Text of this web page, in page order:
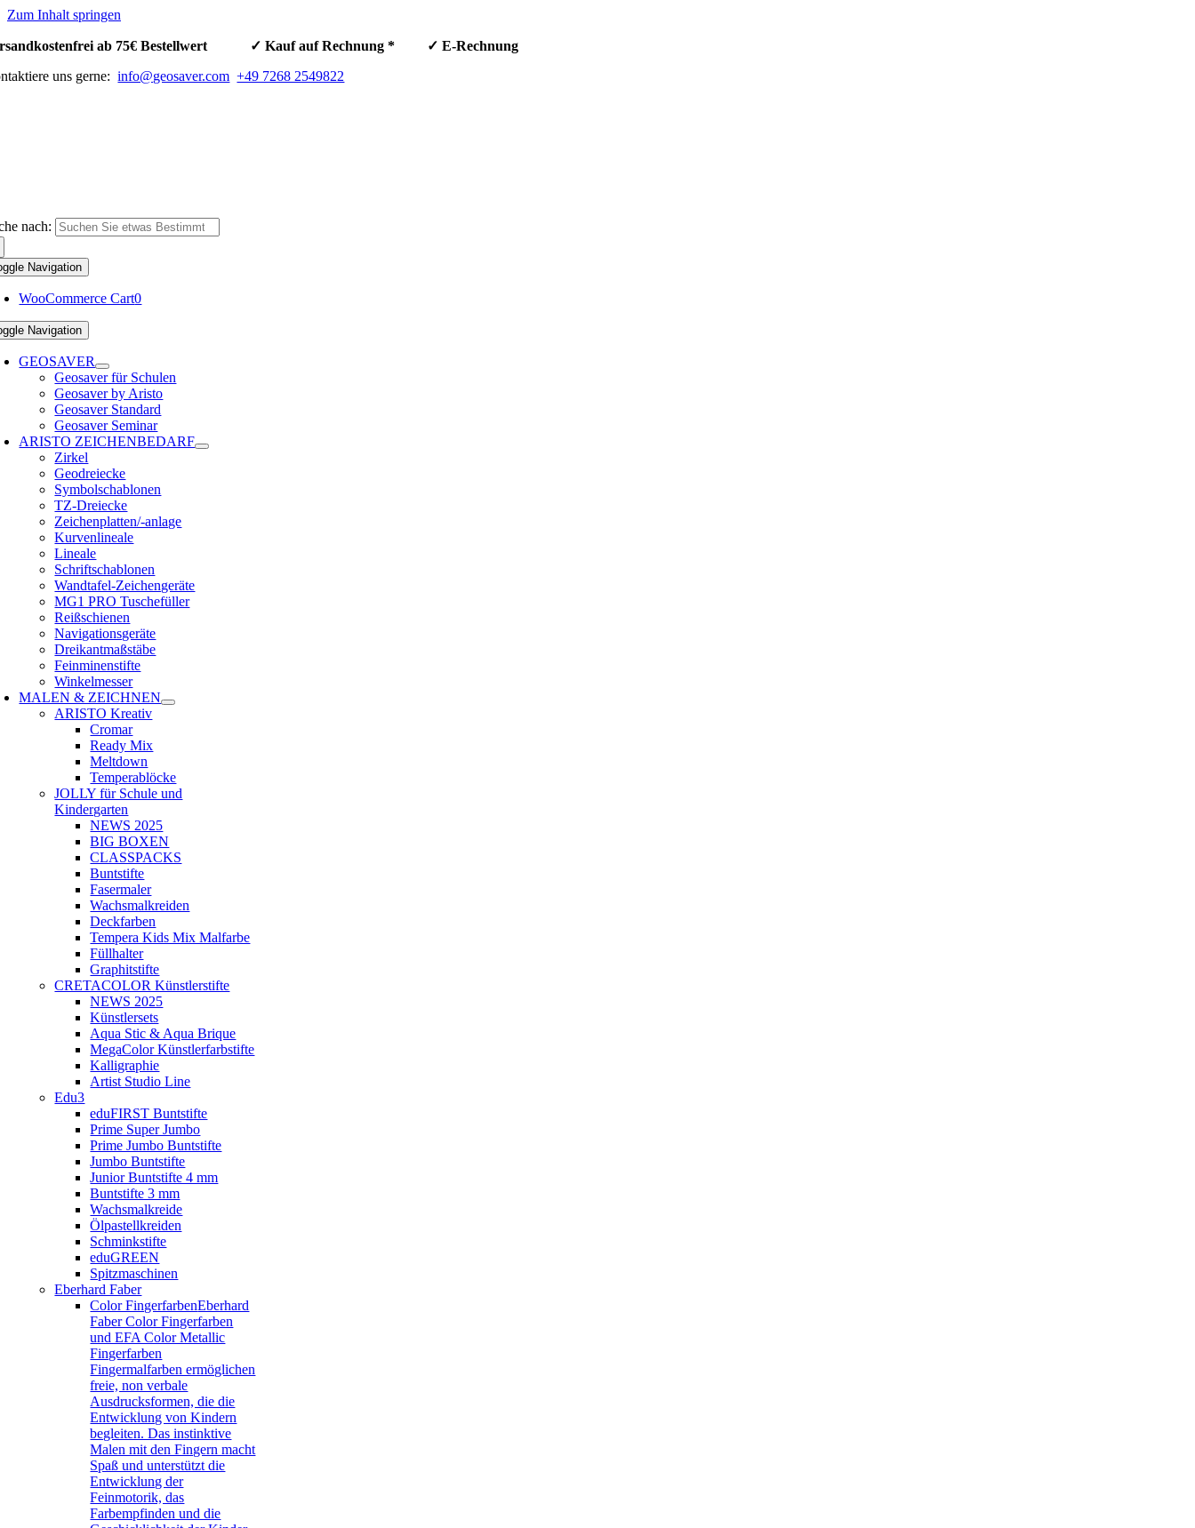
Zum Inhalt springen
ab 75€ Bestellwert ✓ Kauf auf Rechnung * ✓ E-Rechnung
uns gerne: info@geosaver.com +49 7268 2549822
nach:
Navigation
WooCommerce Cart0
Navigation
GEOSAVER
Geosaver für Schulen
Geosaver by Aristo
Geosaver Standard
Geosaver Seminar
ARISTO ZEICHENBEDARF
Zirkel
Geodreiecke
Symbolschablonen
TZ-Dreiecke
Zeichenplatten/-anlage
Kurvenlineale
Lineale
Schriftschablonen
Wandtafel-Zeichengeräte
MG1 PRO Tuschefüller
Reißschienen
Navigationsgeräte
Dreikantmaßstäbe
Feinminenstifte
Winkelmesser
MALEN & ZEICHNEN
ARISTO Kreativ
Cromar
Ready Mix
Meltdown
Temperablöcke
JOLLY für Schule und
Kindergarten
NEWS 2025
BIG BOXEN
CLASSPACKS
Buntstifte
Fasermaler
Wachsmalkreiden
Deckfarben
Tempera Kids Mix Malfarbe
Füllhalter
Graphitstifte
CRETACOLOR Künstlerstifte
NEWS 2025
Künstlersets
Aqua Stic & Aqua Brique
MegaColor Künstlerfarbstifte
Kalligraphie
Artist Studio Line
Edu3
eduFIRST Buntstifte
Prime Super Jumbo
Prime Jumbo Buntstifte
Jumbo Buntstifte
Junior Buntstifte 4 mm
Buntstifte 3 mm
Wachsmalkreide
Ölpastellkreiden
Schminkstifte
eduGREEN
Spitzmaschinen
Eberhard Faber
Color FingerfarbenEberhard
Faber Color Fingerfarben
und EFA Color Metallic
Fingerfarben
Fingermalfarben ermöglichen
freie, non verbale
Ausdrucksformen, die die
Entwicklung von Kindern
begleiten. Das instinktive
Malen mit den Fingern macht
Spaß und unterstützt die
Entwicklung der
Feinmotorik, das
Farbempfinden und die